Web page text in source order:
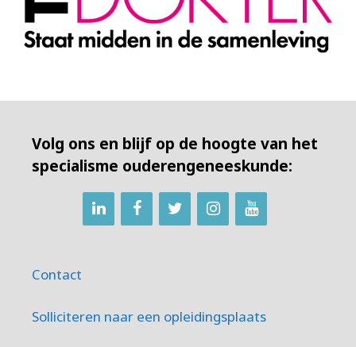
Volg ons en blijf op de hoogte van het
specialisme ouderengeneeskunde:
Contact
Solliciteren naar een opleidingsplaats